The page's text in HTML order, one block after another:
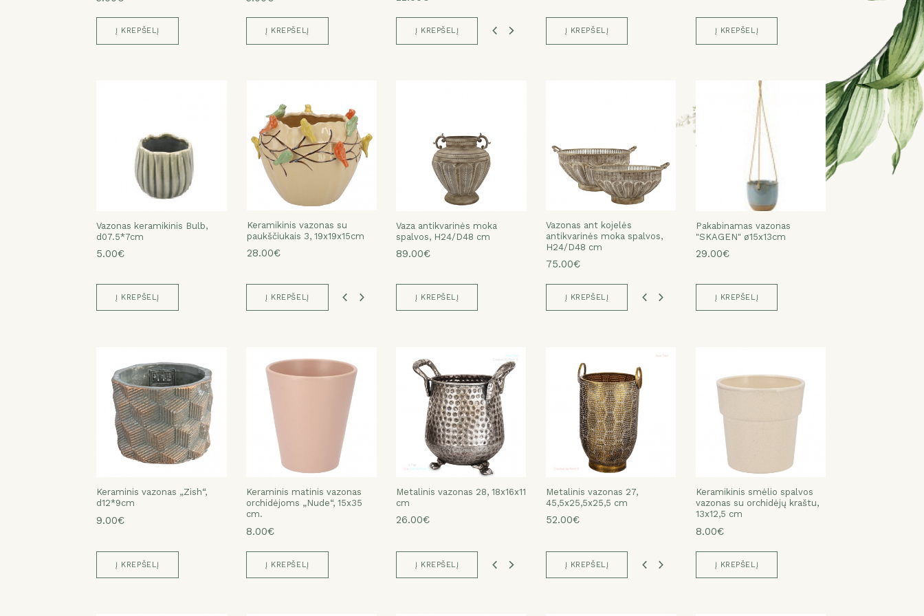
Į KREPŠELĮ Į KREPŠELĮ Į KREPŠELĮ Į KREPŠELĮ Į KREPŠELĮ
Vazonas keramikinis Bulb,
d07.5*7cm
5.00€
Į KREPŠELĮ
Keramikinis vazonas su
paukščiukais 3, 26x26x20cm
42.00€
Keramikinis vazonas su
paukščiukais 3, 19x19x15cm
28.00€
Keramikinis vazonas su
paukščiukais 3, 26x26x20cm
42.00€
Keramikinis vazonas su
paukščiukais 3, 19x19x15cm
28.00€
Į KREPŠELĮ
Vaza antikvarinės moka
spalvos, H24/D48 cm
89.00€
Į KREPŠELĮ
Vazonas ant kojelės
antikvarinės moka spalvos,
H24/D48 cm
115.00€
Vazonas ant kojelės
antikvarinės moka spalvos,
H24/D48 cm
75.00€
Vazonas ant kojelės
antikvarinės moka spalvos,
H24/D48 cm
115.00€
Vazonas ant kojelės
antikvarinės moka spalvos,
H24/D48 cm
75.00€
Į KREPŠELĮ
Pakabinamas vazonas
"SKAGEN" ø15x13cm
29.00€
Į KREPŠELĮ
Keraminis vazonas „Zish“,
d12*9cm
9.00€
Į KREPŠELĮ
Keraminis matinis vazonas
orchidėjoms „Nude“, 15x35
cm.
8.00€
Į KREPŠELĮ
Metalinis vazonas 28,
19,5x18x14 cm
37.00€
Metalinis vazonas 28, 18x16x11
cm
26.00€
Metalinis vazonas 28,
19,5x18x14 cm
37.00€
Metalinis vazonas 28, 18x16x11
cm
26.00€
Į KREPŠELĮ
Metalinis vazonas 27,
52x32x32 cm
82.00€
Metalinis vazonas 27,
45,5x25,5x25,5 cm
52.00€
Metalinis vazonas 27,
52x32x32 cm
82.00€
Metalinis vazonas 27,
45,5x25,5x25,5 cm
52.00€
Į KREPŠELĮ
Keramikinis smėlio spalvos
vazonas su orchidėjų kraštu,
13x12,5 cm
8.00€
Į KREPŠELĮ